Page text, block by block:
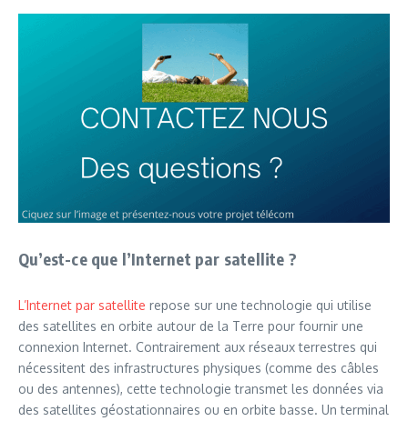
Qu’est-ce que l’Internet par satellite ?
L’Internet par satellite repose sur une technologie qui utilise
des satellites en orbite autour de la Terre pour fournir une
connexion Internet. Contrairement aux réseaux terrestres qui
nécessitent des infrastructures physiques (comme des câbles
ou des antennes), cette technologie transmet les données via
des satellites géostationnaires ou en orbite basse. Un terminal